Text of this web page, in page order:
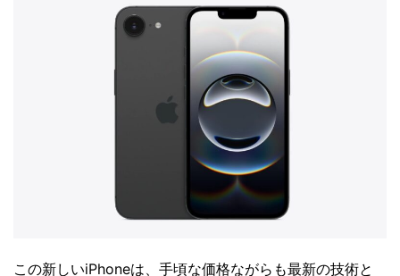
この新しいiPhoneは、手頃な価格ながらも最新の技術と